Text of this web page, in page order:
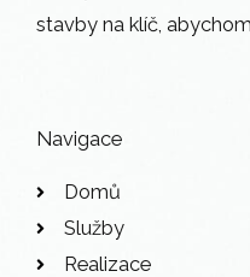
stavby na klíč,
Navigace
Domů
Služby
Realizace